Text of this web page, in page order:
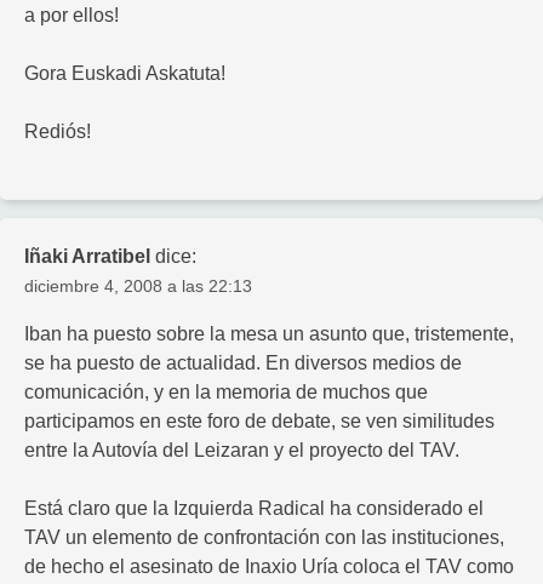
a por ellos!
Gora Euskadi Askatuta!
Rediós!
Iñaki Arratibel dice:
diciembre 4, 2008 a las 22:13
Iban ha puesto sobre la mesa un asunto que, tristemente,
se ha puesto de actualidad. En diversos medios de
comunicación, y en la memoria de muchos que
participamos en este foro de debate, se ven similitudes
entre la Autovía del Leizaran y el proyecto del TAV.
Está claro que la Izquierda Radical ha considerado el
TAV un elemento de confrontación con las instituciones,
de hecho el asesinato de Inaxio Uría coloca el TAV como